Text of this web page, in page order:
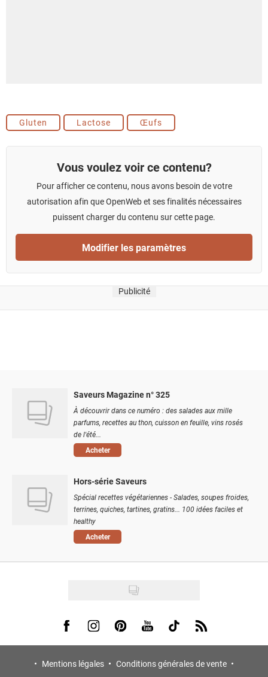
Gluten Lactose Œufs
Vous voulez voir ce contenu?
Pour afficher ce contenu, nous avons besoin de votre
autorisation afin que OpenWeb et ses finalités nécessaires
puissent charger du contenu sur cette page.
Modifier les paramètres
Publicité
Saveurs Magazine n° 325
À découvrir dans ce numéro : des salades aux mille
parfums, recettes au thon, cuisson en feuille, vins rosés
de l'été...
Acheter
Hors-série Saveurs
Spécial recettes végétariennes - Salades, soupes froides,
terrines, quiches, tartines, gratins... 100 idées faciles et
healthy
Acheter
Visit us on Facebook
Visit us on Instagram
Visit us on Pinterest
Visit us on Youtube
Visit us on Tiktok
Visit us on Rss
Mentions légales
Conditions générales de vente